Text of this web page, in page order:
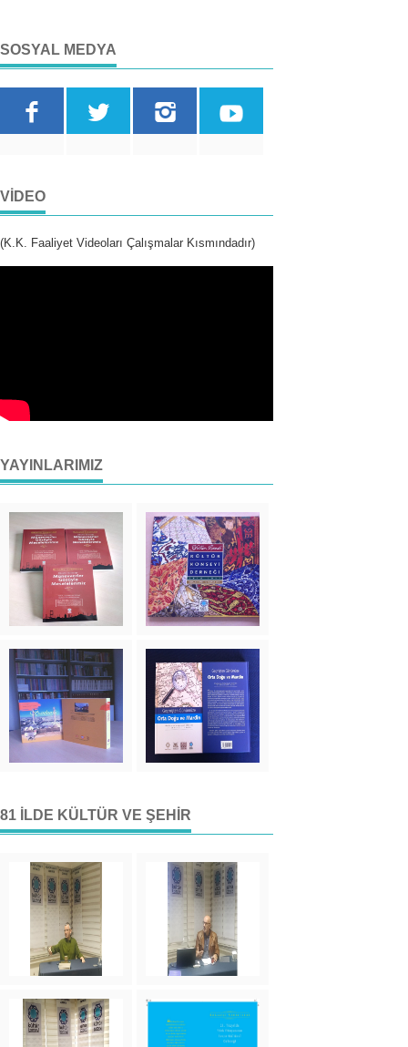
SOSYAL MEDYA
VIDEO
(K.K. Faaliyet Videoları Çalışmalar Kısmındadır)
YAYINLARIMIZ
81 İLDE KÜLTÜR VE ŞEHIR